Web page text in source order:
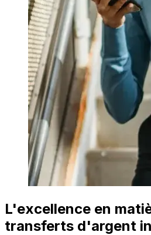
L'excellence en
transferts d'argent